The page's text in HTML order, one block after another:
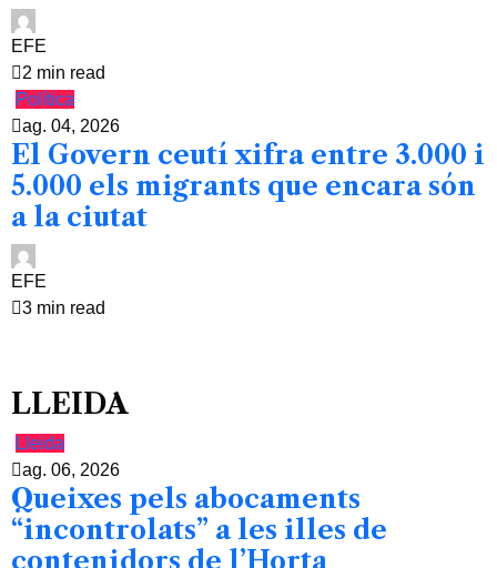
EFE
2 min read
Política
ag. 04, 2026
El Govern ceutí xifra entre 3.000 i
5.000 els migrants que encara són
a la ciutat
EFE
3 min read
LLEIDA
Lleida
ag. 06, 2026
Queixes pels abocaments
“incontrolats” a les illes de
contenidors de l’Horta